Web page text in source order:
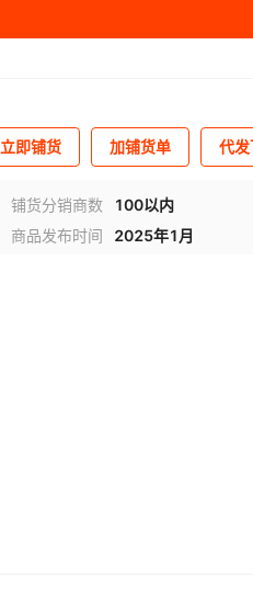
立即铺货 加铺货单 代
铺货分销商数
100以内
商品发布时间 2025年1月